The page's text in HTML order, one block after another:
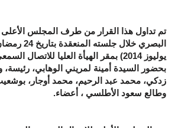
تم تداول هذا القرار من طرف المجلس
البصري خلال جلسته المنعقدة بتاريخ24
يوليوز 2014) بمقر الهيأة العليا للاتصال
بحضور السيدة أمينة لمريني الوهابي، رئيسة،
زدكي، محمد عبد الرحيم، محمد أوجار،
وطالع سعود الأطلسي ، أعضاء.